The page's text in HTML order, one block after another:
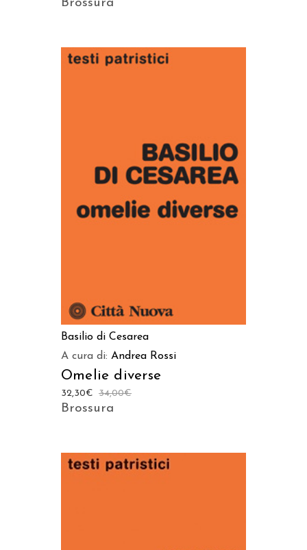
Brossura
AGGIUNGI AL CARRELLO
Basilio di Cesarea
A cura di: Andrea Rossi
Omelie diverse
34,00€
32,30€
Brossura